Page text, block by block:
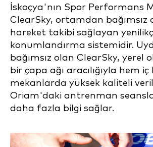
İskoçya'nın Spor Performans
ClearSky, ortamdan bağımsız
hareket takibi sağlayan
konumlandırma sistemidir.
bağımsız olan ClearSky, yerel
bir çapa ağı aracılığıyla hem iç
mekanlarda yüksek kaliteli
Oriam'daki antrenman
daha fazla bilgi sağlar.